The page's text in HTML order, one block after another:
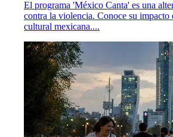
El programa 'México Canta' es una
contra la violencia. Conoce su impacto
cultural mexicana....